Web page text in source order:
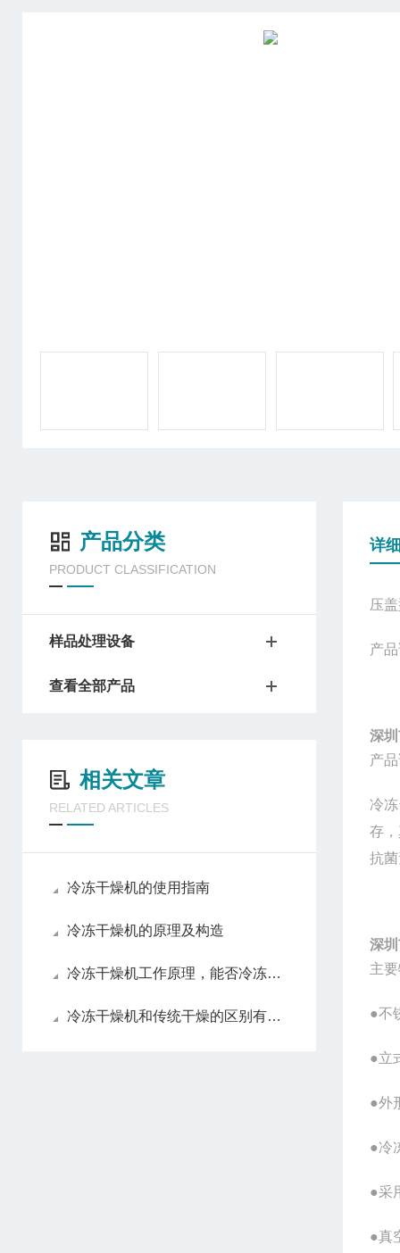
产品分类
PRODUCT CLASSIFICATION
样品处理设备
查看全部产品
相关文章
RELATED ARTICLES
冷冻干燥机的使用指南
冷冻干燥机的原理及构造
冷冻干燥机工作原理，能否冷冻干燥液体样品？
冷冻干燥机和传统干燥的区别有哪些
详
压
产
深
产
冷
存
抗
深
主
●不
●立
●外
●冷
●采
●真